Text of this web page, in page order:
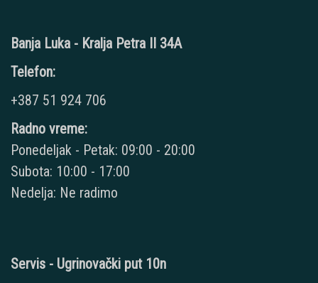
Banja Luka - Kralja Petra II 34A
Telefon:
+387 51 924 706
Radno vreme:
Ponedeljak - Petak: 09:00 - 20:00
Subota: 10:00 - 17:00
Nedelja: Ne radimo
Servis - Ugrinovački put 10n